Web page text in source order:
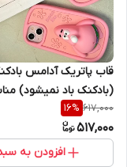
قاب پاتریک آدامس
(بادکنک باد نمیشود)
آیفون
12promax
617,000
16%
517,000
افزودن به